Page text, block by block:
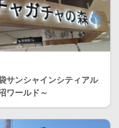
サンシャインシティアル
ワールド～